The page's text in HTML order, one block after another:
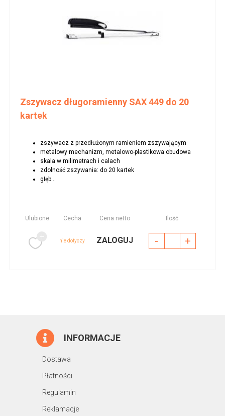
Zszywacz długoramienny SAX 449 do 20
kartek
zszywacz z przedłużonym ramieniem zszywającym
metalowy mechanizm, metalowo-plastikowa obudowa
skala w milimetrach i calach
zdolność zszywania: do 20 kartek
głęb...
Ulubione Cecha Cena netto Ilość
nie dotyczy ZALOGUJ - +
INFORMACJE
Dostawa
Płatności
Regulamin
Reklamacje